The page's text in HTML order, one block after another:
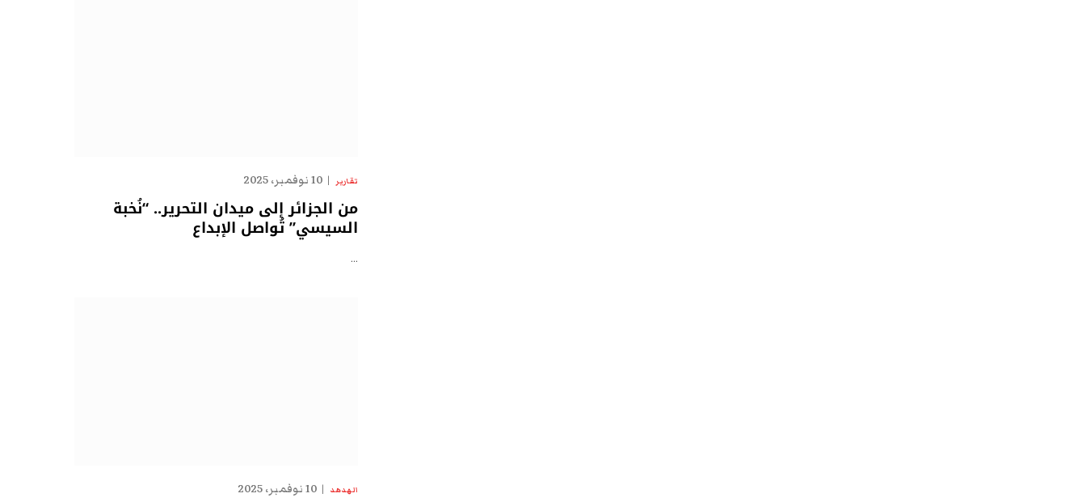
تقارير 10 نوفمبر، 2025
من الجزائر إلى ميدان التحرير.. “نُخبة
السيسي” تُواصل الإبداع
…
الهدهد 10 نوفمبر، 2025